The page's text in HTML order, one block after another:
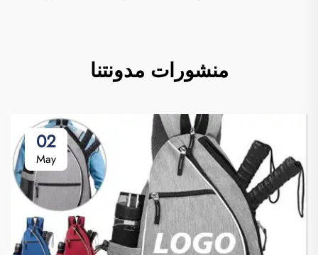
منشورات مدونتنا
02
May